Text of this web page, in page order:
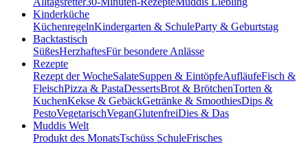
Kinderküche
KüchenregelnKindergarten & SchuleParty & Geburtstag
Backtastisch
SüßesHerzhaftesFür besondere Anlässe
Rezepte
Rezept der WocheSalateSuppen & EintöpfeAufläufeFisch &
FleischPizza & PastaDessertsBrot & BrötchenTorten &
KuchenKekse & GebäckGetränke & SmoothiesDips &
PestoVegetarischVeganGlutenfreiDies & Das
Muddis Welt
Produkt des MonatsTschüss SchuleFrisches